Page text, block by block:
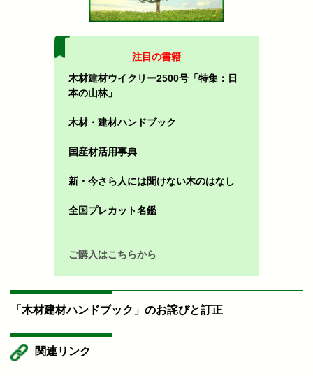
注目の書籍
木材建材ウイクリー2500号「特集：日
本の山林」
木材・建材ハンドブック
国産材活用事典
新・今さら人には聞けない木のはなし
全国プレカット名鑑
ご購入はこちらから
「木材建材ハンドブック」のお詫びと訂正
関連リンク